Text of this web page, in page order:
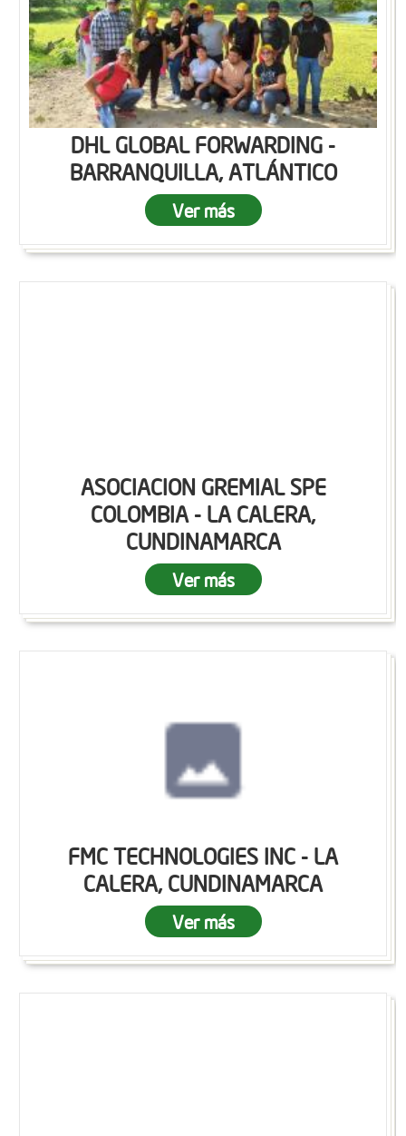
DHL GLOBAL FORWARDING -
BARRANQUILLA, ATLÁNTICO
Ver más
ASOCIACION GREMIAL SPE
COLOMBIA - LA CALERA,
CUNDINAMARCA
Ver más
FMC TECHNOLOGIES INC - LA
CALERA, CUNDINAMARCA
Ver más